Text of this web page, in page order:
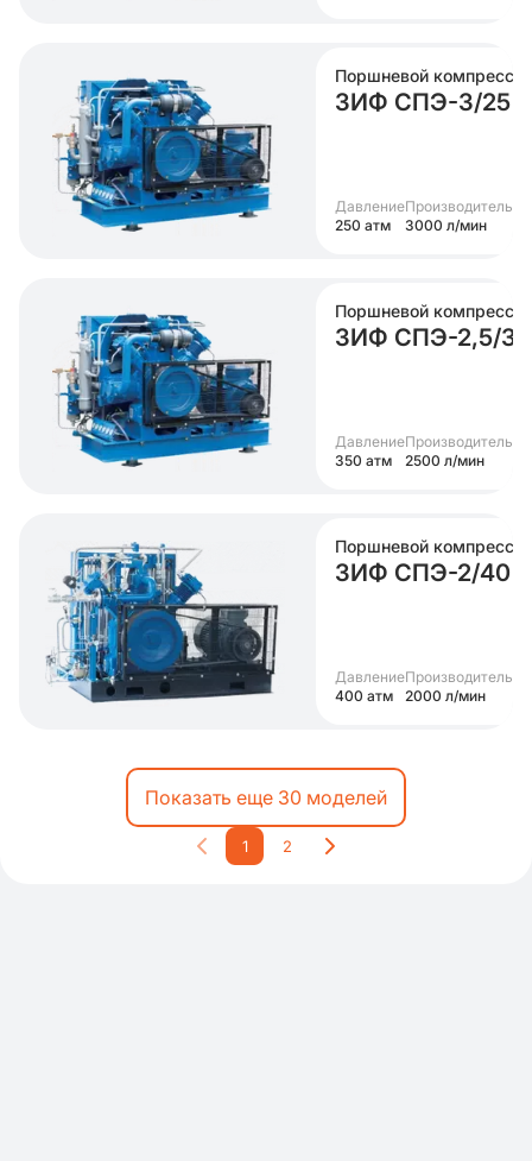
Поршневой
ЗИФ СПЭ-3/25
Давление
250 атм
3000 л/мин
Поршневой
ЗИФ СПЭ-2,5/35
Давление
350 атм
2500 л/мин
Поршневой
ЗИФ СПЭ-2/40
Давление
400 атм
2000 л/мин
Показать еще 30 моделей
1 2